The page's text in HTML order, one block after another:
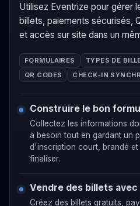
Utilisez Eventrize pour gérer
billets, paiements sécurisés,
et accès sur site dans un
FORMULAIRES TYPES DE
QR CODES
CHECK-IN
Construire le bon
Collectez les informations
a besoin tout en gardant un
d'inscription court, brandé et
finaliser.
Vendre des billets
Créez des billets gratuits,